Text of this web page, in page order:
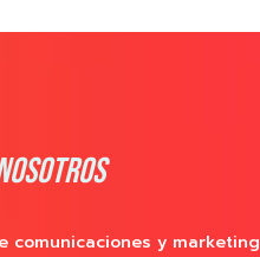
comunicaciones y marketing